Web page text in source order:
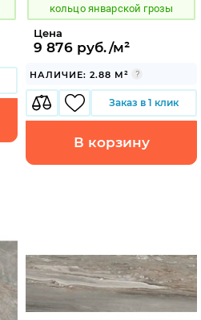
кольцо январской грозы
Цена
9 876 руб./м²
НАЛИЧИЕ: 2.88 М²
Заказ в 1 клик
В корзину